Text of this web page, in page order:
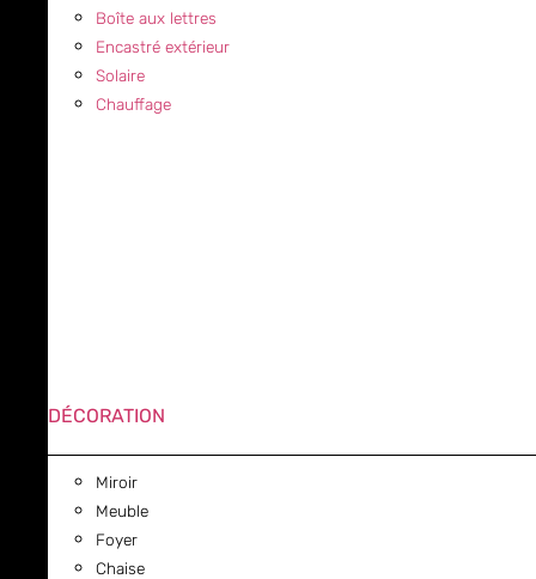
Boîte aux lettres
Encastré extérieur
Solaire
Chauffage
DÉCORATION
Miroir
Meuble
Foyer
Chaise